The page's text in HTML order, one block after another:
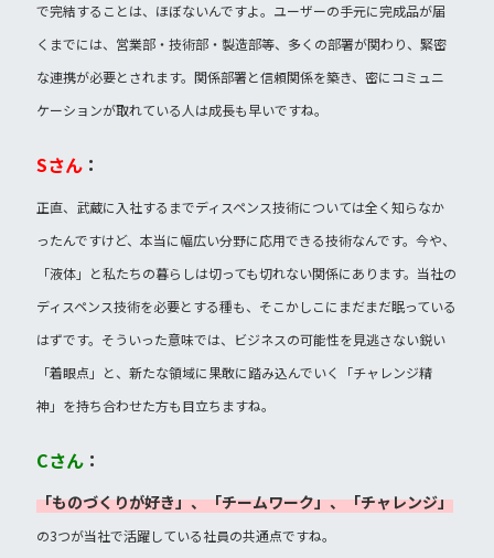
で完結することは、ほぼないんですよ。ユーザーの手元に完成品が届
くまでには、営業部・技術部・製造部等、多くの部署が関わり、緊密
な連携が必要とされます。関係部署と信頼関係を築き、密にコミュニ
ケーションが取れている人は成長も早いですね。
Sさん ：
正直、武蔵に入社するまでディスペンス技術については全く知らなか
ったんですけど、本当に幅広い分野に応用できる技術なんです。今や、
「液体」と私たちの暮らしは切っても切れない関係にあります。当社の
ディスペンス技術を必要とする種も、そこかしこにまだまだ眠っている
はずです。そういった意味では、ビジネスの可能性を見逃さない鋭い
「着眼点」と、新たな領域に果敢に踏み込んでいく「チャレンジ精
神」を持ち合わせた方も目立ちますね。
Cさん ：
「ものづくりが好き」、「チームワーク」、「チャレンジ」
の3つが当社で活躍している社員の共通点ですね。